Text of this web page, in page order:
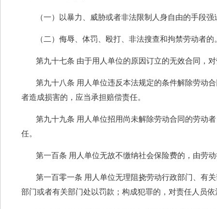
（一）以暴力、威胁或者非法限制人身自由的手段强
（二）侮辱、体罚、殴打、非法搜查和拘禁劳动者的
第九十七条 由于用人单位的原因订立的无效合同，
第九十八条 用人单位违反本法规定的条件解除劳动
者造成损害的，应当承担赔偿责任。
第九十九条 用人单位招用尚未解除劳动合同的劳动
任。
第一百条 用人单位无故不缴纳社会保险费的，由劳
第一百零一条 用人单位无理阻挠劳动行政部门、有
部门或者有关部门处以罚款；构成犯罪的，对责任人员